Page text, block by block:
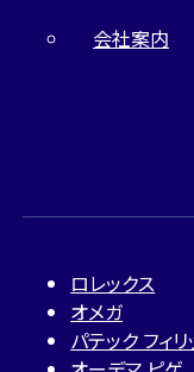
会社案内
ロレックス
オメガ
パテック フィ